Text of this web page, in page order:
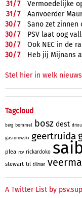
31/7
Vermoedelijke
31/7
Aanvoerder
30/7
Sano zet zinnen
30/7
PSV laat oog
30/7
Ook NEC in de
30/7 Heb jij Mijnans
Stel hier in welk
Tagcloud
berg bommel bosz dest
gasiorowski geertruida
plea rcv rickardoko
stewart til tillman
A Twitter List by